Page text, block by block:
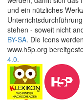
und ein nützliches
stehen - soweit nicht
BY-SA. Die Icons
www.h5p.org
4.0.